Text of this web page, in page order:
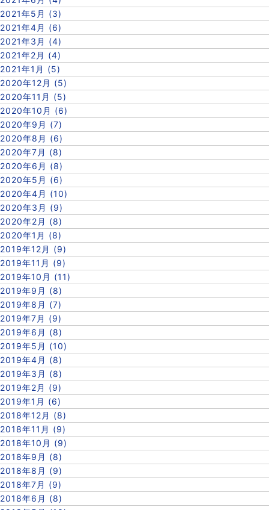
2021年5月 (3)
2021年4月 (6)
2021年3月 (4)
2021年2月 (4)
2021年1月 (5)
2020年12月 (5)
2020年11月 (5)
2020年10月 (6)
2020年9月 (7)
2020年8月 (6)
2020年7月 (8)
2020年6月 (8)
2020年5月 (6)
2020年4月 (10)
2020年3月 (9)
2020年2月 (8)
2020年1月 (8)
2019年12月 (9)
2019年11月 (9)
2019年10月 (11)
2019年9月 (8)
2019年8月 (7)
2019年7月 (9)
2019年6月 (8)
2019年5月 (10)
2019年4月 (8)
2019年3月 (8)
2019年2月 (9)
2019年1月 (6)
2018年12月 (8)
2018年11月 (9)
2018年10月 (9)
2018年9月 (8)
2018年8月 (9)
2018年7月 (9)
2018年6月 (8)